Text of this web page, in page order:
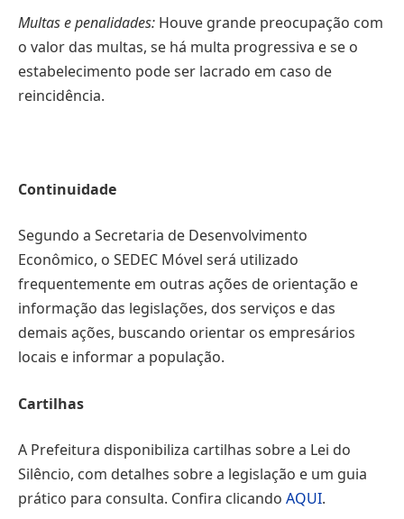
Multas e penalidades: Houve grande preocupação com
o valor das multas, se há multa progressiva e se o
estabelecimento pode ser lacrado em caso de
reincidência.
Continuidade
Segundo a Secretaria de Desenvolvimento
Econômico, o SEDEC Móvel será utilizado
frequentemente em outras ações de orientação e
informação das legislações, dos serviços e das
demais ações, buscando orientar os empresários
locais e informar a população.
Cartilhas
A Prefeitura disponibiliza cartilhas sobre a Lei do
Silêncio, com detalhes sobre a legislação e um guia
prático para consulta. Confira clicando AQUI.